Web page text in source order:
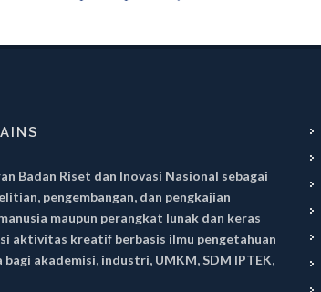
Badan Riset dan Inovasi Nasional sebagai
pengembangan, dan pengkajian
maupun perangkat lunak dan keras
aktivitas kreatif berbasis ilmu pengetahuan
akademisi, industri, UMKM, SDM IPTEK,